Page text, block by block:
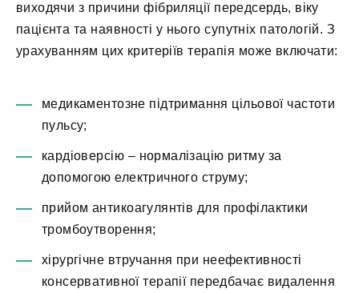
виходячи з причини фібриляції передсердь, віку
пацієнта та наявності у нього супутніх патологій. З
урахуванням цих критеріїв терапія може включати:
медикаментозне підтримання цільової частоти
пульсу;
кардіоверсію – нормалізацію ритму за
допомогою електричного струму;
прийом антикоагулянтів для профілактики
тромбоутворення;
хірургічне втручання при неефективності
консервативної терапії передбачає видалення